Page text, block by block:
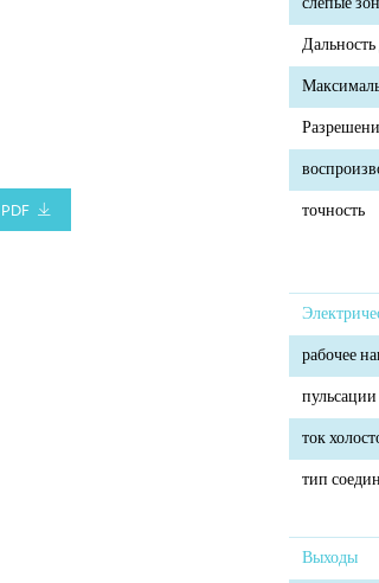
PDF
точность
рабочее
ток
тип
Выходы